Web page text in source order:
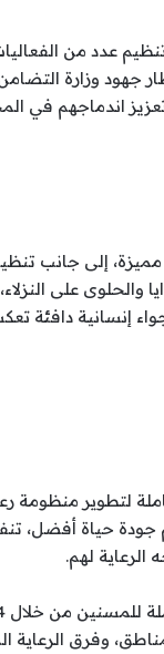
عدد من
جهود وزارة
اندماجهم في
مميزة، إلى جانب
والحلوى على
إنسانية دافئة
لتطوير منظومة
حياة أفضل،
لهم.
وفرق الرعاية